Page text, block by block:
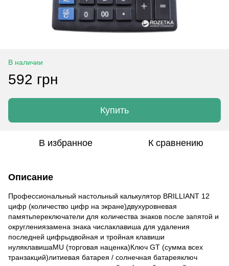
В наличии
592 грн
Купить
В избранное К сравнению
Описание
Профессиональный настольный калькулятор BRILLIANT 12
цифр (количество цифр на экране)двухуровневая
памятьпереключатели для количества знаков после запятой и
округлениязамена знака числаклавиша для удаления
последней цифрыдвойная и тройная клавиши
нуляклавишаMU (торговая наценка)Ключ GT (сумма всех
транзакций)литиевая батарея / солнечная батареяключ